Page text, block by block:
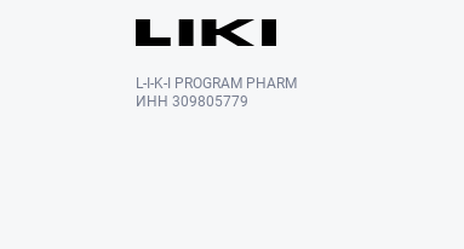
L-I-K-I PROGRAM PHARM
ИНН 309805779